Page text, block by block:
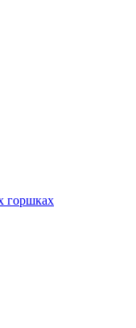
горшках